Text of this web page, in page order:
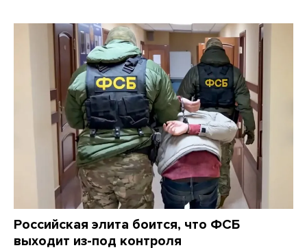
Российская элита боится, что ФСБ
выходит из-под контроля